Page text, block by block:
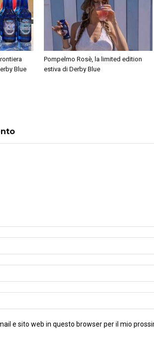
Blue
Pompelmo Rosè, la limited edition
estiva di Derby Blue
e sito web in questo browser per il mio